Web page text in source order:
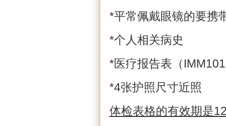
*平常佩戴眼镜的要携
*个人相关病史
*医疗报告表（
*4张护照尺寸近照
体检表格的有效期是